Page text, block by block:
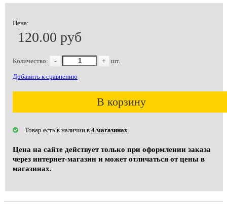
Цена:
120.00 руб
Количество: - + шт.
Добавить к сравнению
В корзину
Товар есть в наличии в 4 магазинах
Цена на сайте действует только при оформлении заказа
через интернет-магазин и может отличаться от цены в
магазинах.